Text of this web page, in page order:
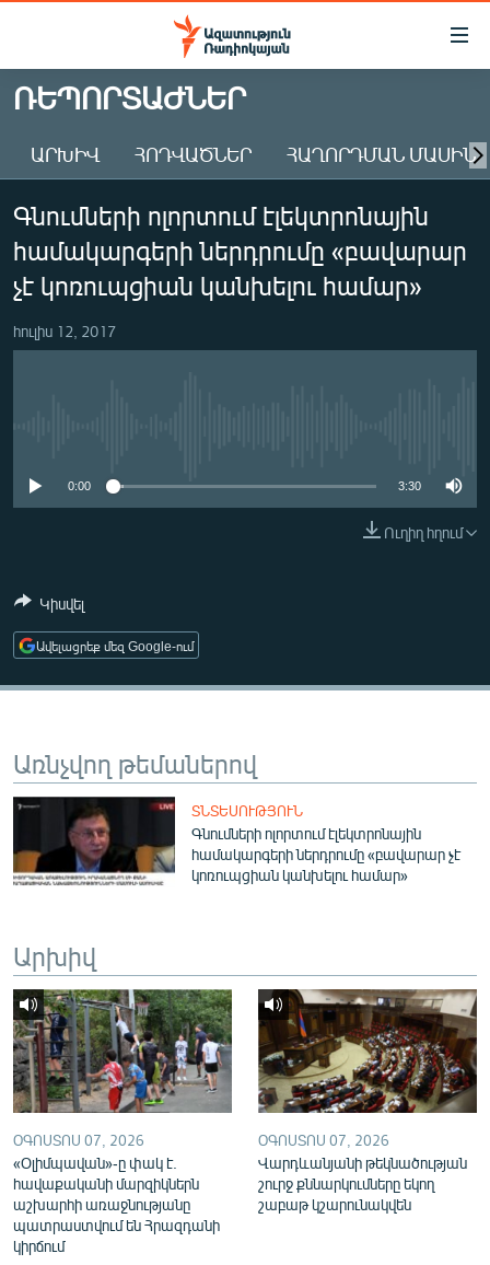
Մատչելիության
Անցնել
հիմնական
Անցնել
հիմնական
մենյուին
Որոնում
ԱԶԱՏՈՒԹՅՈՒՆ TV
ՀԱՅԱՍՏԱՆ
ԸՆՏՐՈՒԹՅՈՒՆՆԵՐ 2026
ԻՐԱՎՈՒՆՔ
ՏՆՏԵՍՈՒԹՅՈՒՆ
ՄԻՋԱԶԳԱՅԻՆ
ՄԵԿՆԱԲԱՆՈՒԹՅՈՒՆ
ՏՏ ԵՒ ԻՆՏԵՐՆԵՏ
ՏԵՍԱՆՅՈՒԹԵՐ
ԲԱՆԱՎԵՃ
ՁԳՏԵԼՈՎ ԼԱՎԱԳՈՒՅՆԻՆ
Հայերեն
English
Русский
ՀԵՏԵՎԵՔ ՄԵԶ
«Ազատության» բոլոր կայքերը
ՌԵՊՈՐՏԱԺՆԵՐ
ԱՐԽԻՎ ՀՈԴՎԱԾՆԵՐ ՀԱՂՈՐԴՄԱՆ ՄԱՍԻՆ
Գնումների ոլորտում էլեկտրոնային
համակարգերի ներդրումը «բավարար
չէ կոռուպցիան կանխելու համար»
հուլիս 12, 2017
0:00 3:30
Ուղիղ հղում
Կիսվել
Ավելացրեք մեզ Google-ում
Առնչվող թեմաներով
ՏՆՏԵՍՈՒԹՅՈՒՆ
Գնումների ոլորտում էլեկտրոնային
համակարգերի ներդրումը «բավարար չէ
կոռուպցիան կանխելու համար»
Արխիվ
ՕԳՈՍՏՈՍ 07, 2026
«Օլիմպավան»-ը փակ է.
հավաքականի մարզիկներն
աշխարհի առաջնությանը
պատրաստվում են Հրազդանի
կիրճում
ՕԳՈՍՏՈՍ 07, 2026
Վարդևանյանի թեկնածության
շուրջ քննարկումները եկող
շաբաթ կշարունակվեն